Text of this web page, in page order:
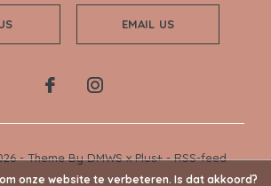
EMAIL US
- Theme ByDMWSxPlus+-RSS-feed
onze website te verbeteren. Is dat akkoord?